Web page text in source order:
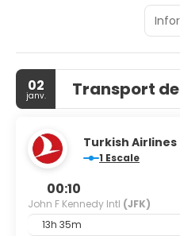
5,9 km de One World Trade
Profitez de la vue qui vous
et un jardin, sans oublier les
services qui caractérisent
l'accès Wi-Fi à Internet
également un service de
Passez un séjour comme il
chambres de
kitchenette avec un
accès au réseau Internet
gratuitement. De plus, une
02
janv. Transport
Turkish Airlines
1 Escale
00:10
John F Kennedy Intl (JFK)
13h 35m